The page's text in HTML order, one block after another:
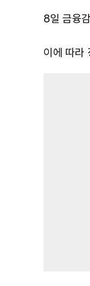
8일 금융
이에 따라